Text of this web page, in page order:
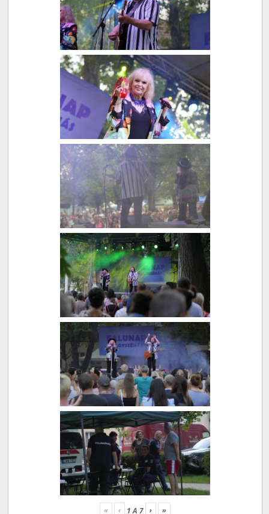
« ‹ 1A 7 › »